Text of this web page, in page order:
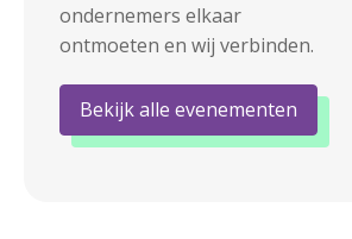
ondernemers elkaar
ontmoeten en wij verbinden.
Bekijk alle evenementen